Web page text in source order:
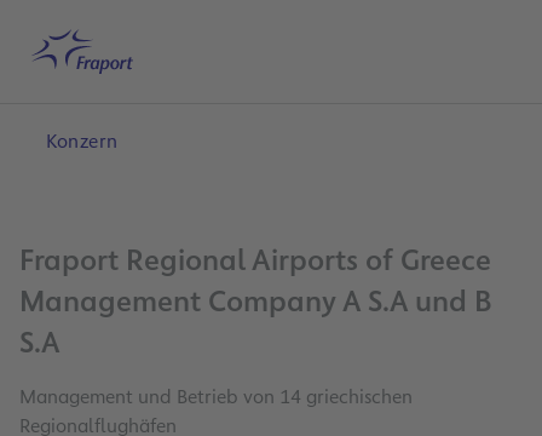
Startseite
Konzern
Fraport Regional Airports of Greece
Management Company A S.A und B
S.A
Management und Betrieb von 14 griechischen
Regionalflughäfen